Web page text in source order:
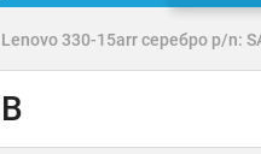
330-15arr серебро p/n: